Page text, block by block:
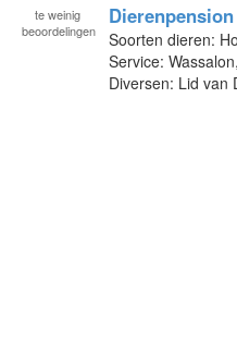
te weinig
beoordelingen
Soorten dieren:
Service:
Diversen: Lid van